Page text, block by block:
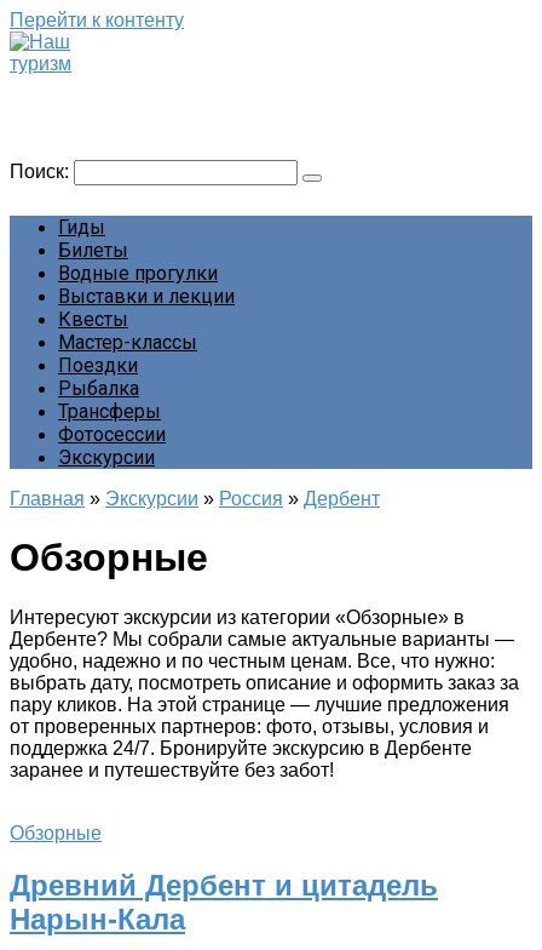
Перейти к контенту
Поиск:
Гиды
Билеты
Водные прогулки
Выставки и лекции
Квесты
Мастер-классы
Поездки
Рыбалка
Трансферы
Фотосессии
Экскурсии
Главная » Экскурсии » Россия » Дербент
Обзорные
Интересуют экскурсии из категории «Обзорные» в
Дербенте? Мы собрали самые актуальные варианты —
удобно, надежно и по честным ценам. Все, что нужно:
выбрать дату, посмотреть описание и оформить заказ за
пару кликов. На этой странице — лучшие предложения
от проверенных партнеров: фото, отзывы, условия и
поддержка 24/7. Бронируйте экскурсию в Дербенте
заранее и путешествуйте без забот!
Обзорные
Древний Дербент и цитадель
Нарын-Кала